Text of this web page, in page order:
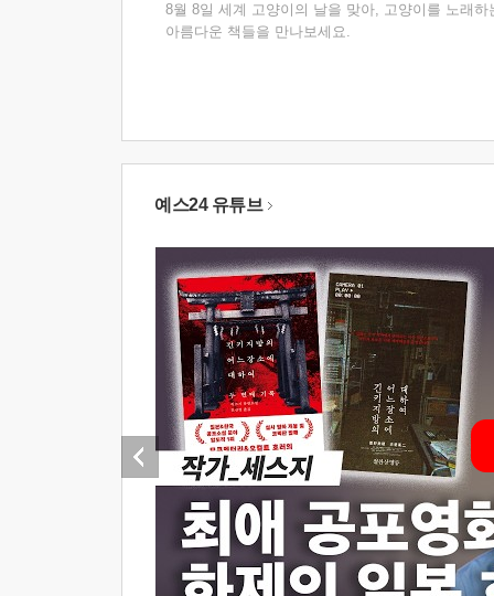
8월 8일 세계 고양이의 날을 맞아, 고양이를 노래하
아름다운 책들을 만나보세요.
예스24 유튜브